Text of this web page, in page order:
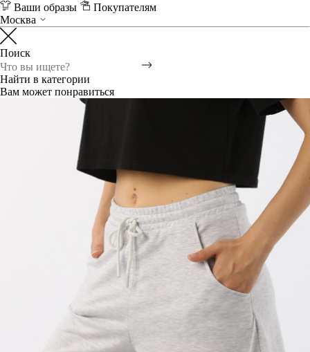
Ваши образы
Покупателям
Москва
Поиск
Найти в категории
Вам может понравиться